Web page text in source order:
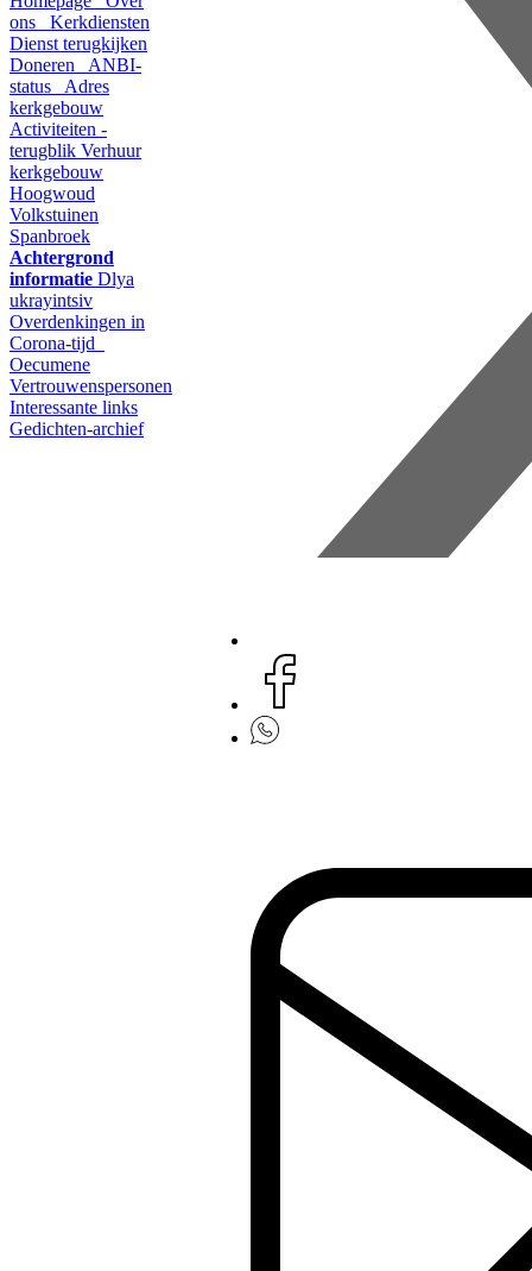
ons
Kerkdiensten
Dienst terugkijken
Doneren
ANBI-
status
Adres
kerkgebouw
Activiteiten -
terugblik Verhuur
kerkgebouw
Hoogwoud
Volkstuinen
Spanbroek
Achtergrond
informatie Dlya
ukrayintsiv
Overdenkingen in
Corona-tijd
Oecumene
Vertrouwenspersonen
Interessante links
Gedichten-archief